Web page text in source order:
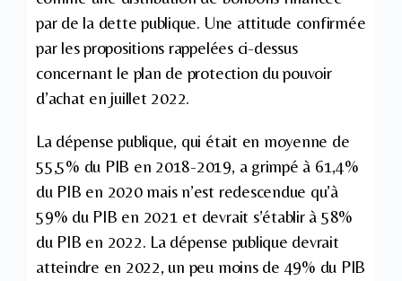
par de la dette publique. Une attitude confirmée
par les propositions rappelées ci-dessus
concernant le plan de protection du pouvoir
d’achat en juillet 2022.
La dépense publique, qui était en moyenne de
55,5% du PIB en 2018-2019, a grimpé à 61,4%
du PIB en 2020 mais n’est redescendue qu’à
59% du PIB en 2021 et devrait s’établir à 58%
du PIB en 2022. La dépense publique devrait
atteindre en 2022, un peu moins de 49% du PIB